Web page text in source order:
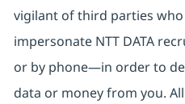
vigilant of third parties
impersonate NTT DATA
or by phone—in order to
data or money from you.